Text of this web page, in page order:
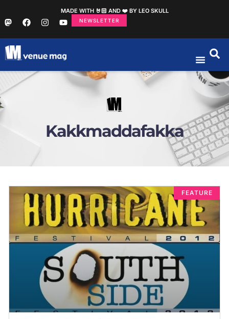
MADE WITH 🤘🏻 AND ❤️ BY LEO SKULL
NEWSLETTER
Kakkmaddafakka
FEATURE